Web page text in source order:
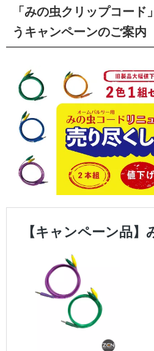
「みの虫クリップコー
うキャンペーンのご案内